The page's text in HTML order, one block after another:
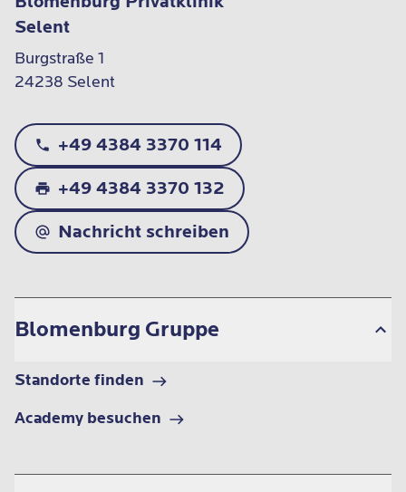
Selent
Burgstraße 1
24238 Selent
+49 4384 3370 114
+49 4384 3370 132
Nachricht schreiben
Blomenburg Gruppe
Standorte finden
Academy besuchen